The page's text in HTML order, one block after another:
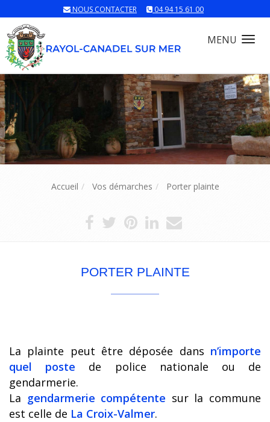
NOUS CONTACTER 04 94 15 61 00
MENU
Accueil Vos démarches Porter plainte
PORTER PLAINTE
La plainte peut être déposée dans n’importe
quel poste de police nationale ou de
gendarmerie.
La gendarmerie compétente sur la commune
est celle de La Croix-Valmer.